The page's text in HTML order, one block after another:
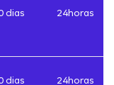
dias 24horas
dias 24horas